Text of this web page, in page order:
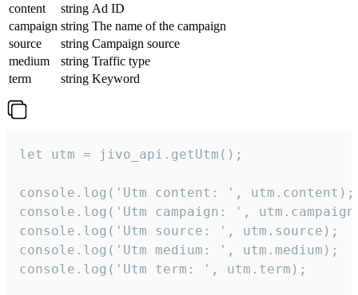
content
string Ad ID
campaign string The name of the campaign
source
string Campaign source
medium
string Traffic type
term
string Keyword
let utm = jivo_api.getUtm();
console.log('Utm content: ', utm.content);
console.log('Utm campaign: ',
console.log('Utm source: ', utm.source);
console.log('Utm medium: ', utm.medium);
console.log('Utm term: ', utm.term);